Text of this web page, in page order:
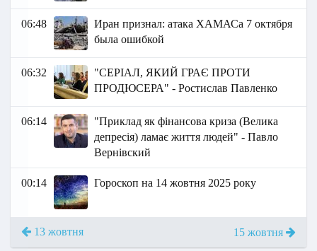
06:48
Иран признал: атака ХАМАСа 7 октября
была ошибкой
06:32
"СЕРІАЛ, ЯКИЙ ГРАЄ ПРОТИ
ПРОДЮСЕРА" - Ростислав Павленко
06:14
"Приклад як фінансова криза (Велика
депресія) ламає життя людей" - Павло
Вернівский
00:14 Гороскоп на 14 жовтня 2025 року
13 жовтня 15 жовтня